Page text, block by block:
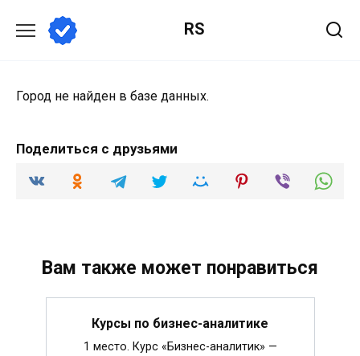
содержанию
RS
Город не найден в базе данных.
Поделиться с друзьями
Вам также может понравиться
Курсы по бизнес-аналитике
1 место. Курс «Бизнес-аналитик» —